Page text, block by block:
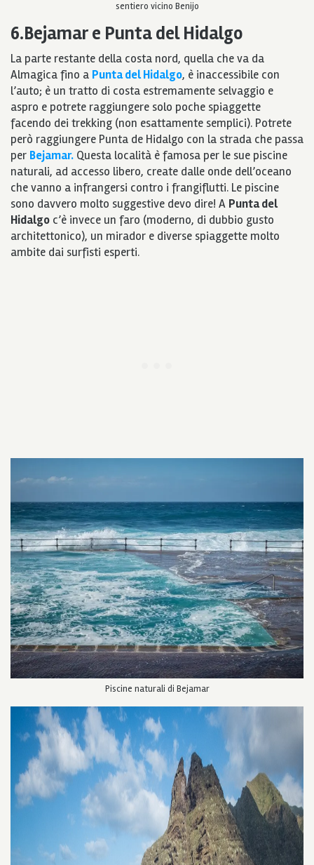
sentiero vicino Benijo
6.Bejamar e Punta del Hidalgo
La parte restante della costa nord, quella che va da
Almagica fino a Punta del Hidalgo, è inaccessibile con
l’auto; è un tratto di costa estremamente selvaggio e
aspro e potrete raggiungere solo poche spiaggette
facendo dei trekking (non esattamente semplici). Potrete
però raggiungere Punta de Hidalgo con la strada che passa
per Bejamar. Questa località è famosa per le sue piscine
naturali, ad accesso libero, create dalle onde dell’oceano
che vanno a infrangersi contro i frangiflutti. Le piscine
sono davvero molto suggestive devo dire! A Punta del
Hidalgo c’è invece un faro (moderno, di dubbio gusto
architettonico), un mirador e diverse spiaggette molto
ambite dai surfisti esperti.
Piscine naturali di Bejamar